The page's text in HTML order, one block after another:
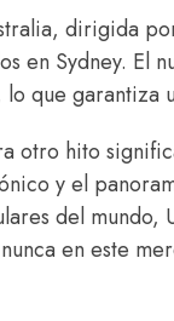
dirigida
en Sydney. El
que garantiza
otro hito
y el
del mundo,
en este